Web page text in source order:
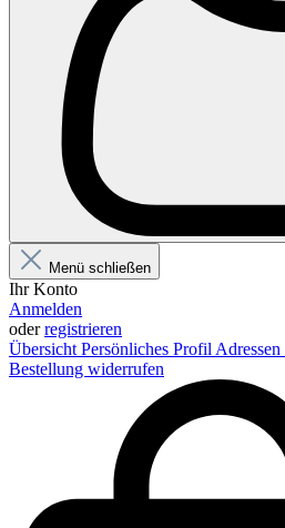
Menü schließen
Ihr Konto
Anmelden
oderregistrieren
Übersicht Persönliches Profil Adressen
Bestellung widerrufen